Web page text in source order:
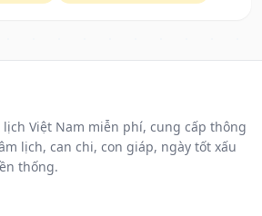
Việt Nam miễn phí, cung cấp thông
lịch, can chi, con giáp, ngày tốt xấu
thống.